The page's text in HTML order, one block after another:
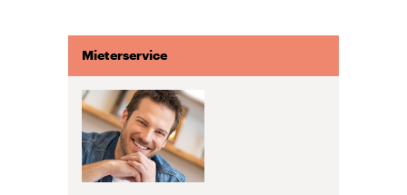
Mieterservice